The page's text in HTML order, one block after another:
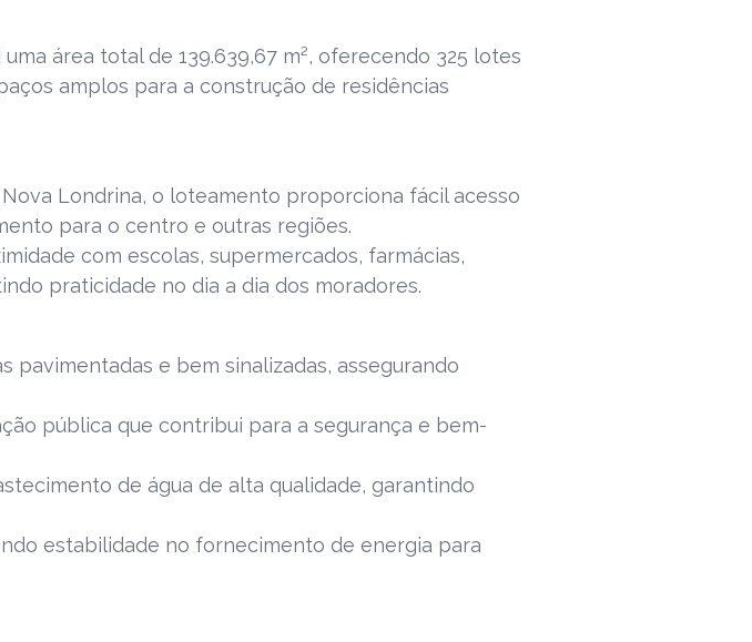
área total de 139.639,67 m², oferecendo 325 lotes
amplos para a construção de residências
Londrina, o loteamento proporciona fácil acesso
para o centro e outras regiões.
com escolas, supermercados, farmácias,
praticidade no dia a dia dos moradores.
pavimentadas e bem sinalizadas, assegurando
pública que contribui para a segurança e bem-
de água de alta qualidade, garantindo
estabilidade no fornecimento de energia para